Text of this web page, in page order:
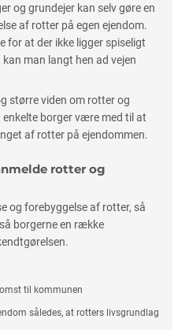
og grundejer kan selv gøre en
af rotter på egen ejendom.
for at der ikke ligger spiseligt
man langt hen ad vejen
større viden om rotter og
borger være med til at
af rotter på ejendommen.
rotter og
og forebyggelse af rotter, så
borgerne en række
til kommunen
således, at rotters livsgrundlag